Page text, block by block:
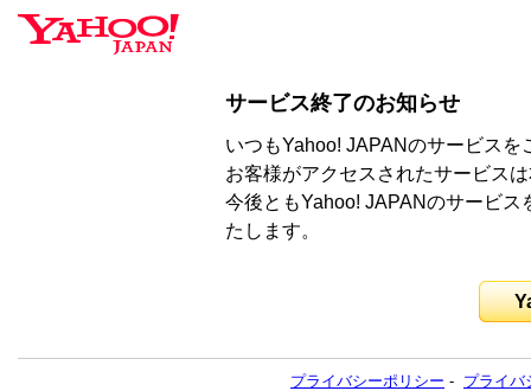
サービス終了のお知らせ
いつもYahoo! JAPANのサービス
お客様がアクセスされたサービス
今後ともYahoo! JAPANのサービ
たします。
プライバシーポリシー - プライバ